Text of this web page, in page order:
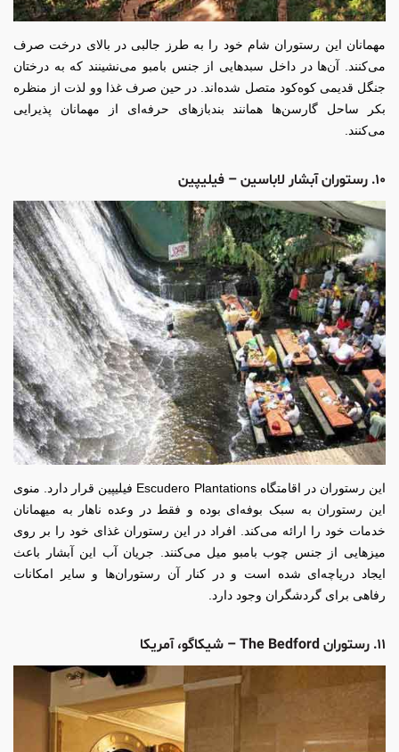
مهمانان این رستوران شام خود را به طرز جالبی در بالای درخت صرف
می‌کنند. آن‌ها در داخل سبدهایی از جنس بامبو می‌نشینند که به درختان
جنگل قدیمی کوه‌کود متصل شده‌اند. در حین صرف غذا وو لذت از منظره
بکر ساحل گارسن‌ها همانند بندبازهای حرفه‌ای از مهمانان پذیرایی
می‌کنند.
۱۰. رستوران آبشار لاباسین – فیلیپین
این رستوران در اقامتگاه Escudero Plantations فیلیپین قرار دارد. منوی
این رستوران به سبک بوفه‌ای بوده و فقط در وعده ناهار به میهمانان
خدمات خود را ارائه می‌کند. افراد در این رستوران غذای خود را بر روی
میزهایی از جنس چوب بامبو میل می‌کنند. جریان آب این آبشار باعث
ایجاد دریاچه‌ای شده است و در کنار آن رستوران‌ها و سایر امکانات
رفاهی برای گردشگران وجود دارد.
۱۱. رستوران The Bedford – شیکاگو، آمریکا